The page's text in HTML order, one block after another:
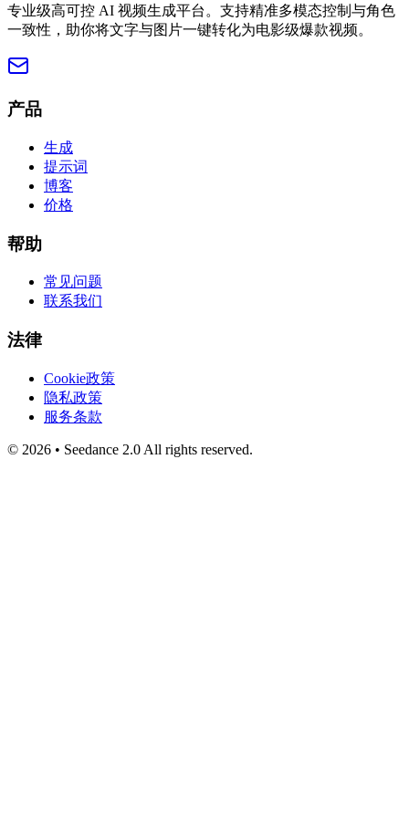
专业级高可控 AI 视频生成平台。支持精准多模态控制与角色
一致性，助你将文字与图片一键转化为电影级爆款视频。
产品
生成
提示词
博客
价格
帮助
常见问题
联系我们
法律
Cookie政策
隐私政策
服务条款
© 2026 • Seedance 2.0 All rights reserved.